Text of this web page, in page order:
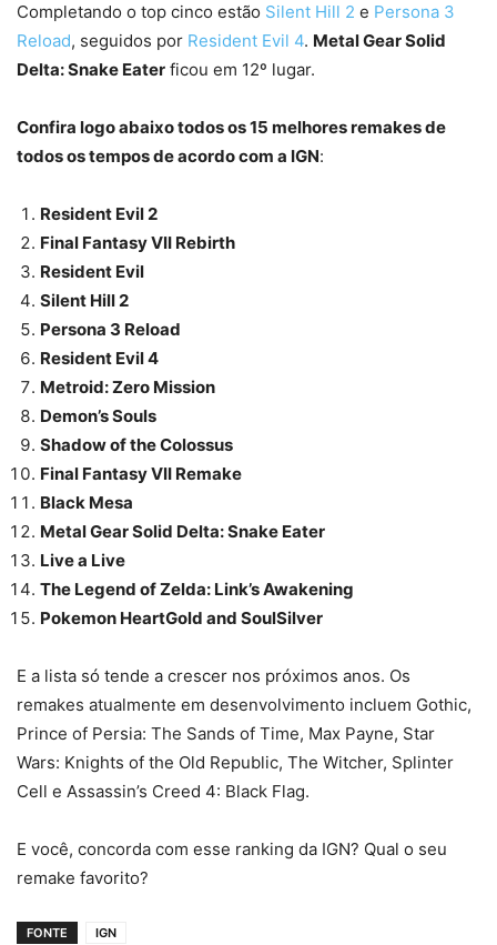
Completando o top cinco estão Silent Hill 2 e Persona 3
Reload, seguidos por Resident Evil 4. Metal Gear Solid
Delta: Snake Eater ficou em 12º lugar.
Confira logo abaixo todos os 15 melhores remakes de
todos os tempos de acordo com a IGN:
Resident Evil 2
Final Fantasy VII Rebirth
Resident Evil
Silent Hill 2
Persona 3 Reload
Resident Evil 4
Metroid: Zero Mission
Demon’s Souls
Shadow of the Colossus
Final Fantasy VII Remake
Black Mesa
Metal Gear Solid Delta: Snake Eater
Live a Live
The Legend of Zelda: Link’s Awakening
Pokemon HeartGold and SoulSilver
E a lista só tende a crescer nos próximos anos. Os
remakes atualmente em desenvolvimento incluem Gothic,
Prince of Persia: The Sands of Time, Max Payne, Star
Wars: Knights of the Old Republic, The Witcher, Splinter
Cell e Assassin’s Creed 4: Black Flag.
E você, concorda com esse ranking da IGN? Qual o seu
remake favorito?
FONTE
IGN